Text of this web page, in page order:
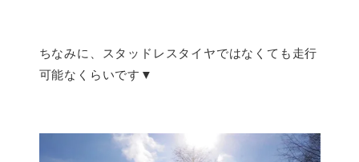
ちなみに、スタッドレスタイヤではなくても走行
可能なくらいです▼